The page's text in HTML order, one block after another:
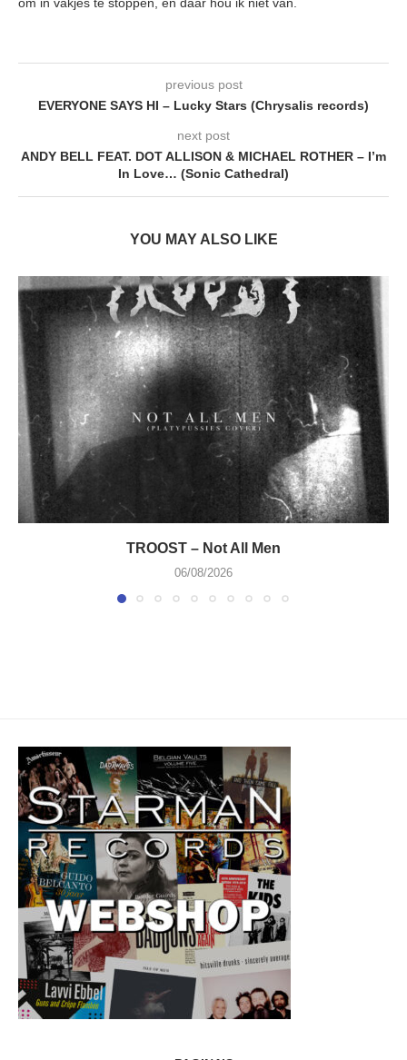
om in vakjes te stoppen, en daar hou ik niet van.
previous post
EVERYONE SAYS HI – Lucky Stars (Chrysalis records)
next post
ANDY BELL FEAT. DOT ALLISON & MICHAEL ROTHER – I’m
In Love… (Sonic Cathedral)
YOU MAY ALSO LIKE
TROOST – Not All Men
06/08/2026